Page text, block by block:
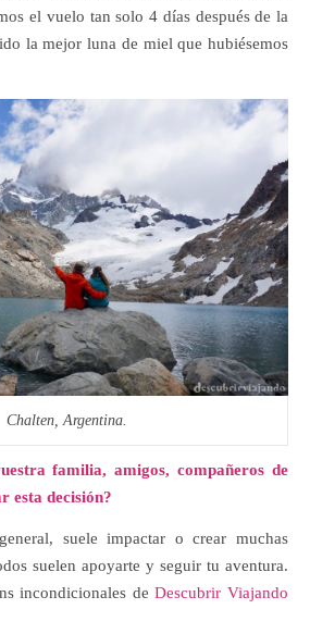
el vuelo tan solo 4 días después de la
la mejor luna de miel que hubiésemos
Chalten, Argentina.
familia, amigos, compañeros de
esta decisión?
suele impactar o crear muchas
suelen apoyarte y seguir tu aventura.
incondicionales deDescubrir Viajando